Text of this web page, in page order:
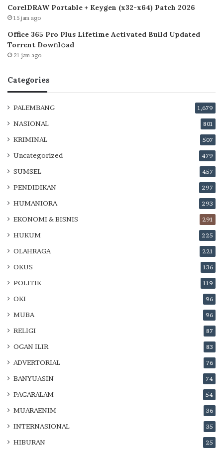
CorelDRAW Portable + Keygen (x32-x64) Patch 2026
15 jam ago
Office 365 Pro Plus Lifetime Activated Build Updated
Torrent Dow𝚗l𝚘аd
21 jam ago
Categories
PALEMBANG 1,679
NASIONAL 801
KRIMINAL 507
Uncategorized 479
SUMSEL 457
PENDIDIKAN 297
HUMANIORA 293
EKONOMI & BISNIS 291
HUKUM 225
OLAHRAGA 221
OKUS 136
POLITIK 119
OKI 96
MUBA 96
RELIGI 87
OGAN ILIR 83
ADVERTORIAL 76
BANYUASIN 74
PAGARALAM 54
MUARAENIM 36
INTERNASIONAL 35
HIBURAN 25